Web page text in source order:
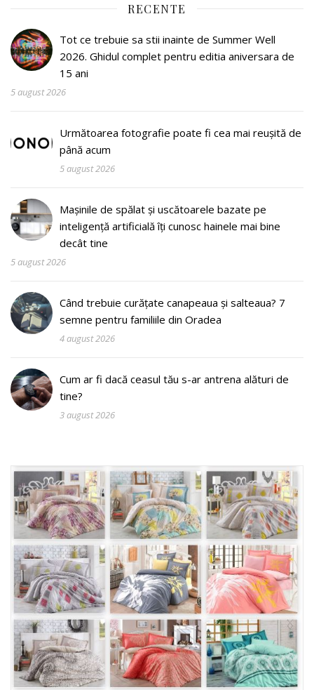
RECENTE
Tot ce trebuie sa stii inainte de Summer Well
2026. Ghidul complet pentru editia aniversara de
15 ani
5 august 2026
Următoarea fotografie poate fi cea mai reușită de
până acum
5 august 2026
Mașinile de spălat și uscătoarele bazate pe
inteligență artificială îți cunosc hainele mai bine
decât tine
5 august 2026
Când trebuie curățate canapeaua și salteaua? 7
semne pentru familiile din Oradea
4 august 2026
Cum ar fi dacă ceasul tău s-ar antrena alături de
tine?
3 august 2026